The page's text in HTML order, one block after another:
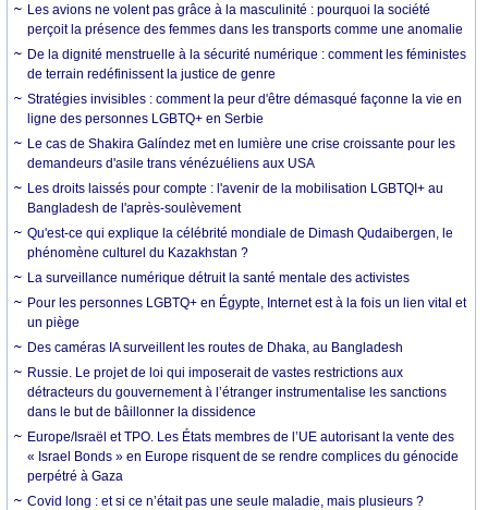
Les avions ne volent pas grâce à la masculinité : pourquoi la société
perçoit la présence des femmes dans les transports comme une anomalie
De la dignité menstruelle à la sécurité numérique : comment les féministes
de terrain redéfinissent la justice de genre
Stratégies invisibles : comment la peur d'être démasqué façonne la vie en
ligne des personnes LGBTQ+ en Serbie
Le cas de Shakira Galíndez met en lumière une crise croissante pour les
demandeurs d'asile trans vénézuéliens aux USA
Les droits laissés pour compte : l'avenir de la mobilisation LGBTQI+ au
Bangladesh de l'après-soulèvement
Qu'est-ce qui explique la célébrité mondiale de Dimash Qudaibergen, le
phénomène culturel du Kazakhstan ?
La surveillance numérique détruit la santé mentale des activistes
Pour les personnes LGBTQ+ en Égypte, Internet est à la fois un lien vital et
un piège
Des caméras IA surveillent les routes de Dhaka, au Bangladesh
Russie. Le projet de loi qui imposerait de vastes restrictions aux
détracteurs du gouvernement à l’étranger instrumentalise les sanctions
dans le but de bâillonner la dissidence
Europe/Israël et TPO. Les États membres de l’UE autorisant la vente des
« Israel Bonds » en Europe risquent de se rendre complices du génocide
perpétré à Gaza
Covid long : et si ce n’était pas une seule maladie, mais plusieurs ?